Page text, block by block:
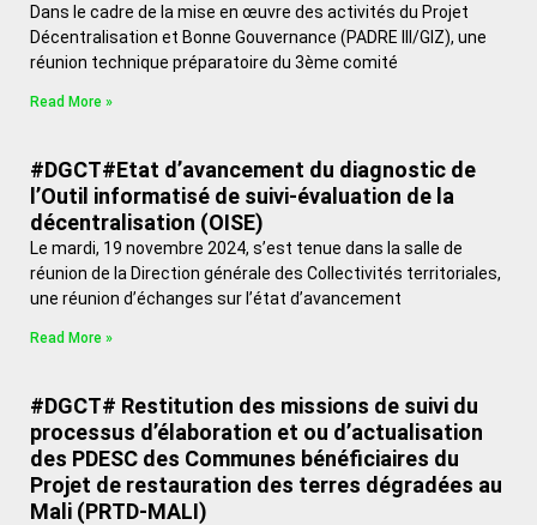
Dans le cadre de la mise en œuvre des activités du Projet
Décentralisation et Bonne Gouvernance (PADRE III/GIZ), une
réunion technique préparatoire du 3ème comité
Read More »
#DGCT#Etat d’avancement du diagnostic de
l’Outil informatisé de suivi-évaluation de la
décentralisation (OISE)
Le mardi, 19 novembre 2024, s’est tenue dans la salle de
réunion de la Direction générale des Collectivités territoriales,
une réunion d’échanges sur l’état d’avancement
Read More »
#DGCT# Restitution des missions de suivi du
processus d’élaboration et ou d’actualisation
des PDESC des Communes bénéficiaires du
Projet de restauration des terres dégradées au
Mali (PRTD-MALI)